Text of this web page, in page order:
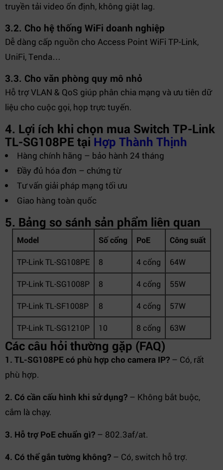
truyền tải video ổn định, không giật lag.
3.2. Cho hệ thống WiFi doanh nghiệp
Dễ dàng cấp nguồn cho Access Point WiFi TP-Link,
UniFi, Tenda…
3.3. Cho văn phòng quy mô nhỏ
Hỗ trợ VLAN & QoS giúp phân chia mạng và ưu tiên dữ
liệu cho cuộc gọi, họp trực tuyến.
4. Lợi ích khi chọn mua Switch TP-Link
TL-SG108PE tại Hợp Thành Thịnh
Hàng chính hãng – bảo hành 24 tháng
Đầy đủ hóa đơn – chứng từ
Tư vấn giải pháp mạng tối ưu
Giao hàng toàn quốc
5. Bảng so sánh sản phẩm liên quan
Model Số cổng PoE Công suất
TP-Link TL-SG108PE 8 4 cổng 64W
TP-Link TL-SG1008P 8 4 cổng 55W
TP-Link TL-SF1008P 8 4 cổng 57W
TP-Link TL-SG1210P 10 8 cổng 63W
Các câu hỏi thường gặp (FAQ)
1. TL-SG108PE có phù hợp cho camera IP? – Có, rất
phù hợp.
2. Có cần cấu hình khi sử dụng? – Không bắt buộc,
cắm là chạy.
3. Hỗ trợ PoE chuẩn gì? – 802.3af/at.
4. Có thể gắn tường không? – Có, switch hỗ trợ.